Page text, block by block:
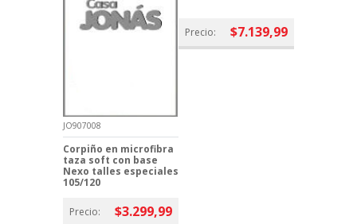
JO907008
Corpiño en microfibra
taza soft con base
Nexo talles especiales
105/120
Precio: $3.299,99
Precio: $7.139,99